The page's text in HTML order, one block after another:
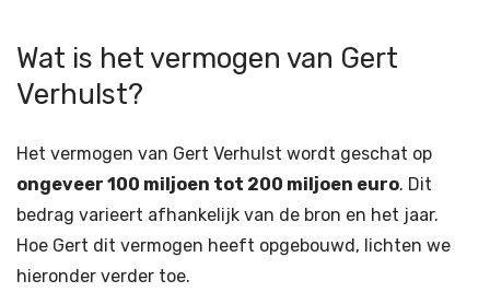
Wat is het vermogen van Gert
Verhulst?
Het vermogen van Gert Verhulst wordt geschat op
ongeveer 100 miljoen tot 200 miljoen euro. Dit
bedrag varieert afhankelijk van de bron en het jaar.
Hoe Gert dit vermogen heeft opgebouwd, lichten we
hieronder verder toe.